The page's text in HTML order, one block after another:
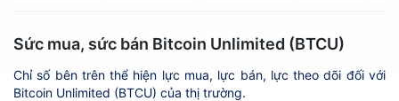
Sức mua, sức bán Bitcoin Unlimited (BTCU)
Chỉ số bên trên thể hiện lực mua, lực bán, lực theo dõi đối với
Bitcoin Unlimited (BTCU) của thị trường.